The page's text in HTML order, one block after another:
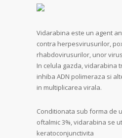
Vidarabina este un agent
contra herpesvirusurilor,
rhabdovirusurilor, unor
In celula gazda, vidarabina
inhiba ADN polimeraza si
in multiplicarea virala.
Conditionata sub forma de
oftalmic 3%, vidarabina se
keratoconjunctivita